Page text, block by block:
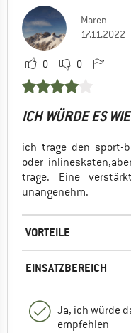
Maren
17.11.2022
0 0
ICH WÜRDE ES
ich trage den sport-
oder
trage. Eine
unangenehm.
VORTEILE
EINSATZBEREICH
Ja, ich würde
empfehlen